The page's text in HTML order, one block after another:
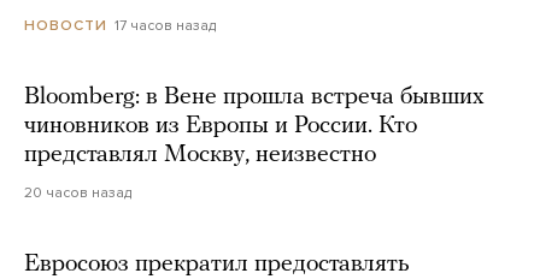
НОВОСТИ 17 часов назад
Bloomberg: в Вене прошла встреча бывших
чиновников из Европы и России. Кто
представлял Москву, неизвестно
20 часов назад
Евросоюз прекратил предоставлять